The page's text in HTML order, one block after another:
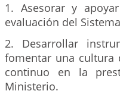
1. Asesorar y
evaluación del
2. Desarrollar
fomentar una cultura
continuo en la
Ministerio.